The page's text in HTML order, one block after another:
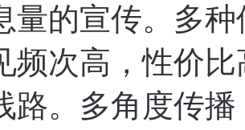
量的宣传。多
频次高，性价
。 多角度传